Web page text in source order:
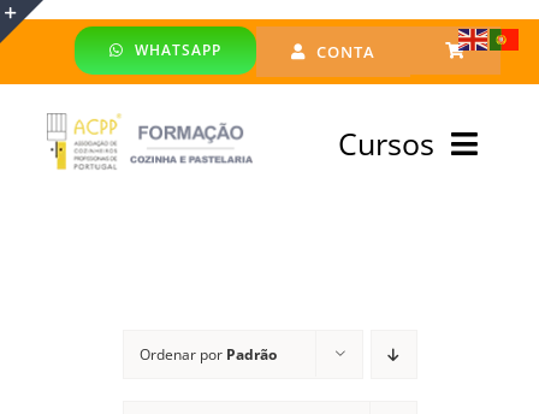
Skip
WHATSAPP CONTA
Cursos
Ordenar por Padrão